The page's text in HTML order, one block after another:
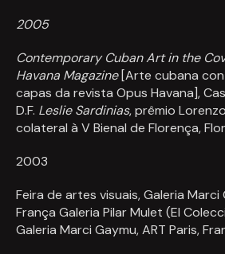
2005
Contemporary Cuban Art in the
Havana Magazine[Arte cubana
capas da revista Opus Havana],
D.F. Leslie Sardinias, prêmio
colateral à V Bienal de Florença,
2003
Feira de artes visuais, Galeria Marci
França Galeria Pilar Mulet (El
Galeria Marci Gaymu, ART Paris,